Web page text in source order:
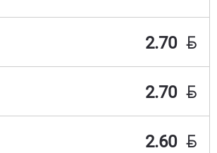
2.70 BYN
2.70 BYN
2.60 BYN